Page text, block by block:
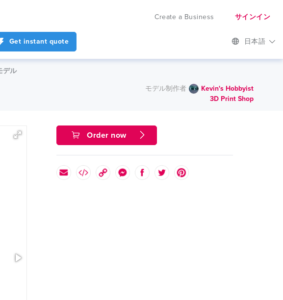
Create a Business サインイン
Get instant quote 日本語
デル
モデル制作者
Kevin's Hobbyist
3D Print Shop
Order now